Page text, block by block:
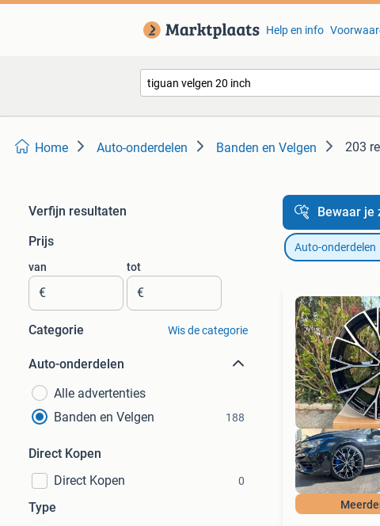
Help en info
Home Auto-onderdelen Banden en Velgen 203
Verfijn resultaten
Prijs
van
€
tot
€
Categorie Wis de categorie
Auto-onderdelen
Alle advertenties
Banden en Velgen
188
Direct Kopen
Direct Kopen
0
Type
Bewaar je
Auto-onderdelen